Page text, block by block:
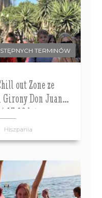
TERMINÓW
out Zone ze
Don Juan
13-18 lat
Hiszpania